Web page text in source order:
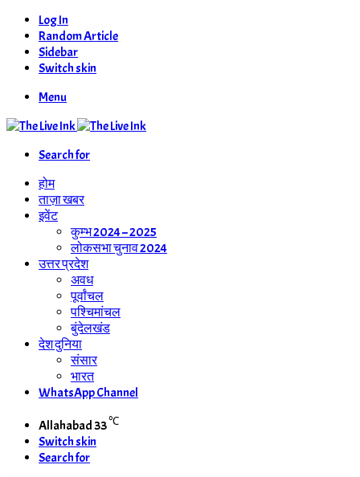
Log In
Random Article
Sidebar
Switch skin
Menu
Search for
होम
ताज़ा खबर
इवेंट
कुम्भ 2024 – 2025
लोकसभा चुनाव 2024
उत्तर प्रदेश
अवध
पूर्वांचल
पश्चिमांचल
बुंदेलखंड
देश दुनिया
संसार
भारत
WhatsApp Channel
Allahabad33℃
Switch skin
Search for